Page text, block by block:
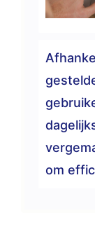
om